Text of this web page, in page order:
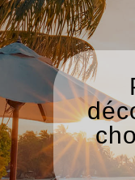
10
ne